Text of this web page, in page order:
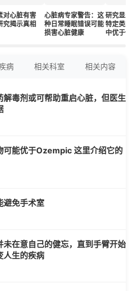
对心脏有害
究揭示真相
心脏病专家警告：这
种日常睡眠错误可能
损害心脏健康
研究显示
特定类型
中优于传
病 相关科室 相关内容
解毒剂或可帮助重启心脏，但医生
可能优于Ozempic 这里介绍它的
避免手术室
未在意自己的健忘，直到手臂开始
人生的疾病